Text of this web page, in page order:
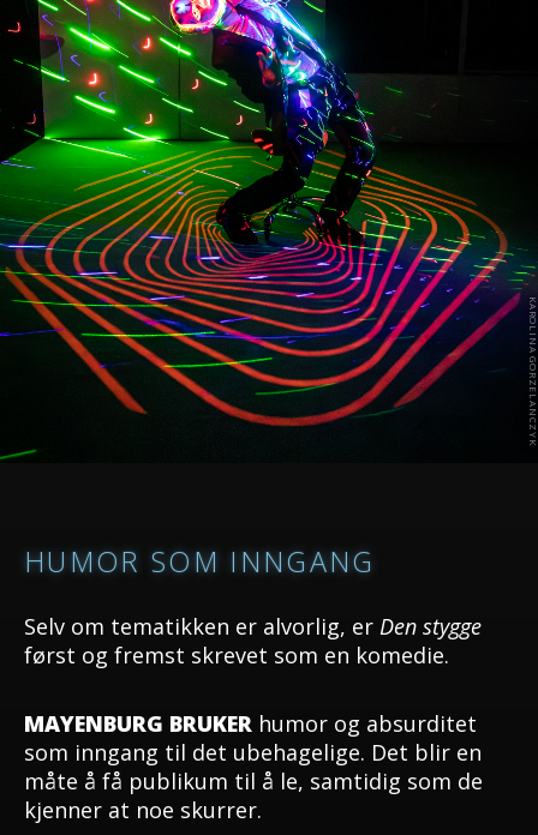
HUMOR SOM INNGANG
Selv om tematikken er alvorlig, er Den stygge
først og fremst skrevet som en komedie.
MAYENBURG BRUKER humor og absurditet
som inngang til det ubehagelige. Det blir en
måte å få publikum til å le, samtidig som de
kjenner at noe skurrer.